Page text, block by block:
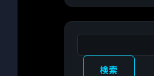
検索